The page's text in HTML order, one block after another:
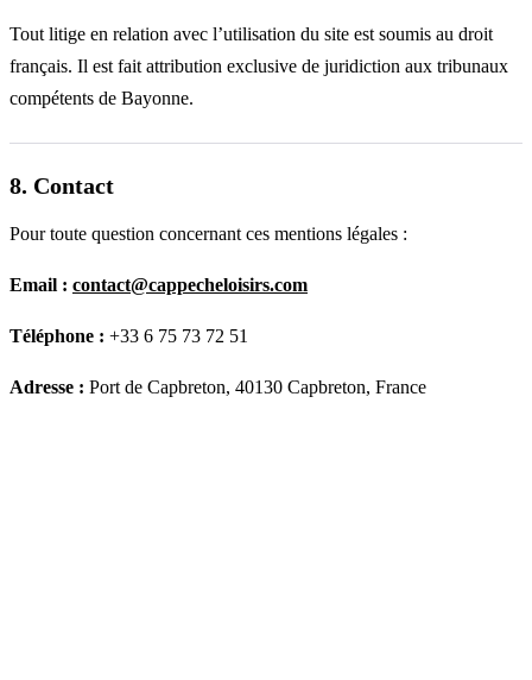
Tout litige en relation avec l’utilisation du site est soumis au droit
français. Il est fait attribution exclusive de juridiction aux tribunaux
compétents de Bayonne.
8. Contact
Pour toute question concernant ces mentions légales :
Email : contact@cappecheloisirs.com
Téléphone : +33 6 75 73 72 51
Adresse : Port de Capbreton, 40130 Capbreton, France